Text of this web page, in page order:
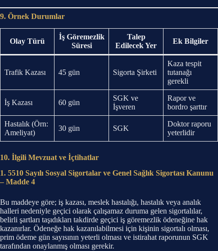
9. Örnek Durumlar
Olay Türü
İş Göremezlik
Süresi
Talep
Edilecek Yer
Ek Bilgiler
Trafik Kazası 45 gün Sigorta Şirketi
Kaza tespit
tutanağı
gerekli
İş Kazası 60 gün
SGK ve
İşveren
Rapor ve
bordro şarttır
Hastalık (Örn:
Ameliyat)
30 gün SGK
Doktor raporu
yeterlidir
10. İlgili Mevzuat ve İçtihatlar
1. 5510 Sayılı Sosyal Sigortalar ve Genel Sağlık Sigortası Kanunu
– Madde 4
Bu maddeye göre; iş kazası, meslek hastalığı, hastalık veya analık
halleri nedeniyle geçici olarak çalışamaz duruma gelen sigortalılar,
belirli şartları taşıdıkları takdirde geçici iş göremezlik ödeneğine hak
kazanırlar. Ödeneğe hak kazanılabilmesi için kişinin sigortalı olması,
prim ödeme gün sayısının yeterli olması ve istirahat raporunun SGK
tarafından onaylanmış olması gerekir.